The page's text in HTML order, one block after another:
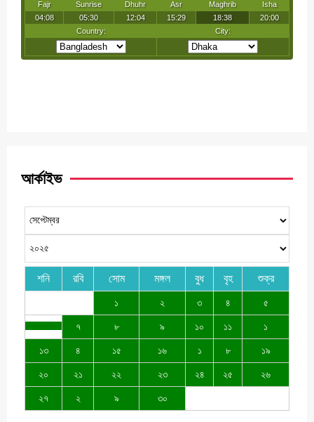
আর্কাইভ
শনি রবি সোম মঙ্গল বুধ বৃহ শুক্র
১ ২ ৩ ৪ ৫
৭ ৮ ৯ ১০ ১১ ১
১৩ ৪ ১৫ ১৬ ১ ৮ ১৯
২০ ২১ ২২ ২৩ ২৪ ২৫ ২৬
২৭ ২ ৯ ৩০